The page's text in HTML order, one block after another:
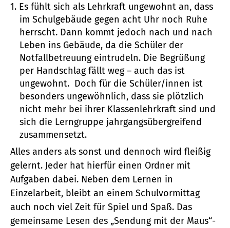
Es fühlt sich als Lehrkraft ungewohnt an, dass
im Schulgebäude gegen acht Uhr noch Ruhe
herrscht. Dann kommt jedoch nach und nach
Leben ins Gebäude, da die Schüler der
Notfallbetreuung eintrudeln. Die Begrüßung
per Handschlag fällt weg – auch das ist
ungewohnt. Doch für die Schüler/innen ist
besonders ungewöhnlich, dass sie plötzlich
nicht mehr bei ihrer Klassenlehrkraft sind und
sich die Lerngruppe jahrgangsübergreifend
zusammensetzt.
Alles anders als sonst und dennoch wird fleißig
gelernt. Jeder hat hierfür einen Ordner mit
Aufgaben dabei. Neben dem Lernen in
Einzelarbeit, bleibt an einem Schulvormittag
auch noch viel Zeit für Spiel und Spaß. Das
gemeinsame Lesen des „Sendung mit der Maus“-